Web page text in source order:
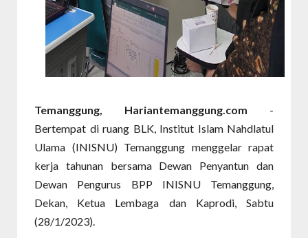
Temanggung, Hariantemanggung.com -
Bertempat di ruang BLK, Institut Islam Nahdlatul
Ulama (INISNU) Temanggung menggelar rapat
kerja tahunan bersama Dewan Penyantun dan
Dewan Pengurus BPP INISNU Temanggung,
Dekan, Ketua Lembaga dan Kaprodi, Sabtu
(28/1/2023).